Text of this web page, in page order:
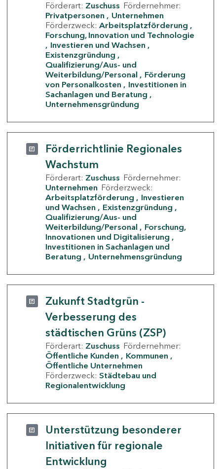
Förderart: Zuschuss Fördernehmer:
Privatpersonen
Unternehmen
Förderzweck: Arbeitsplatzförderung
Forschung, Innovation und Technologie
Investieren und Wachsen
Existenzgründung
Qualifizierung/Aus- und
Weiterbildung/Personal
Förderung
von Personalkosten
Investitionen in
Sachanlagen und Beratung
Unternehmensgründung
Förderrichtlinie Regionales
Wachstum
Förderart: Zuschuss Fördernehmer:
Unternehmen Förderzweck:
Arbeitsplatzförderung
Investieren
und Wachsen
Existenzgründung
Qualifizierung/Aus- und
Weiterbildung/Personal
Forschung,
Innovationen und Digitalisierung
Investitionen in Sachanlagen und
Beratung
Unternehmensgründung
Zukunft Stadtgrün -
Verbesserung des
städtischen Grüns (ZSP)
Förderart: Zuschuss Fördernehmer:
Öffentliche Kunden
Kommunen
Öffentliche Unternehmen
Förderzweck: Städtebau und
Regionalentwicklung
Unterstützung besonderer
Initiativen für regionale
Entwicklung